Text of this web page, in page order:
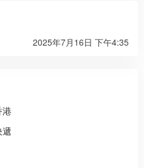
2025年7月16日 下午4:35